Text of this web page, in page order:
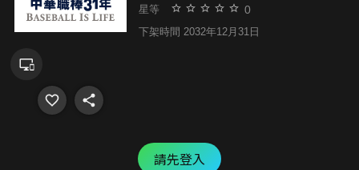
星等 0
下架時間 2032年12月31日
請先登入